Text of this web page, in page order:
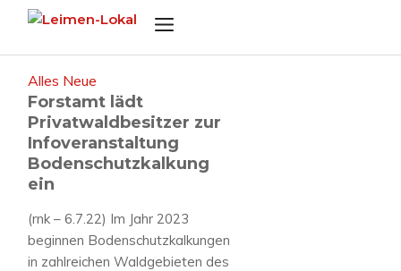
springen
Menü
Alles Neue
Forstamt lädt
Privatwaldbesitzer zur
Infoveranstaltung
Bodenschutzkalkung
ein
(rnk – 6.7.22) Im Jahr 2023
beginnen Bodenschutzkalkungen
in zahlreichen Waldgebieten des